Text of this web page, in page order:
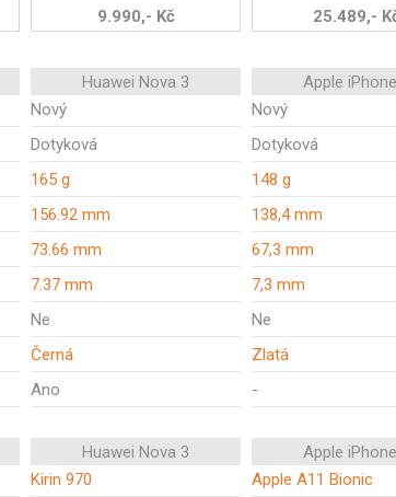
9.990,- Kč 25.489,-
Huawei Nova 3
Apple
Nový
Nový
Dotyková
Dotyková
165 g
148 g
156.92 mm
138,4 mm
73.66 mm
67,3 mm
7.37 mm
7,3 mm
Ne
Ne
Černá
Zlatá
Ano -
Huawei Nova 3
Apple
Kirin 970
Apple A11 Bionic